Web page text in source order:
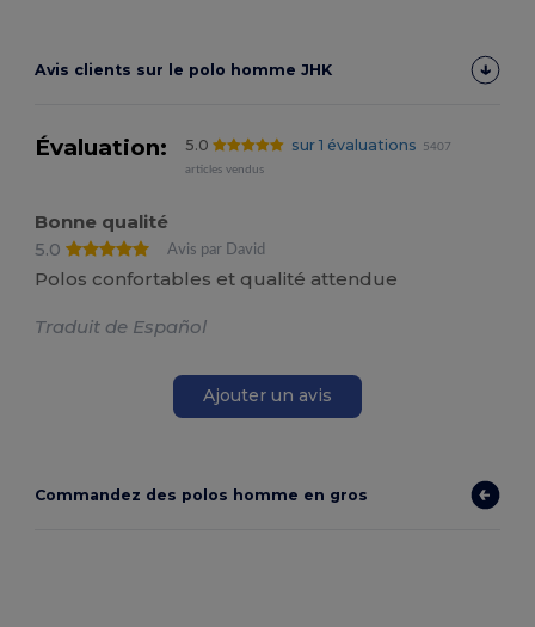
Avis clients sur le polo homme JHK
Évaluation: 5.0 sur 1 évaluations
5407
articles vendus
Bonne qualité
5.0
Avis par David
Polos confortables et qualité attendue
Traduit de Español
Ajouter un avis
Commandez des polos homme en gros